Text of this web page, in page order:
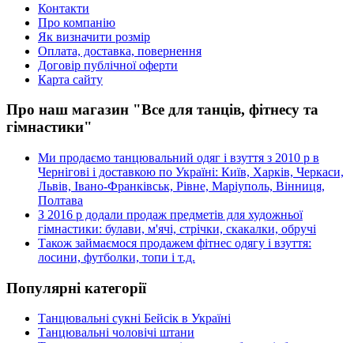
Контакти
Про компанію
Як визначити розмір
Оплата, доставка, повернення
Договір публічної оферти
Карта сайту
Про наш магазин "Все для танців, фітнесу та
гімнастики"
Ми продаємо танцювальний одяг і взуття з 2010 р в
Чернігові і доставкою по Україні: Київ, Харків, Черкаси,
Львів, Івано-Франківськ, Рівне, Маріуполь, Вінниця,
Полтава
З 2016 р додали продаж предметів для художньої
гімнастики: булави, м'ячі, стрічки, скакалки, обручі
Також займаємося продажем фітнес одягу і взуття:
лосини, футболки, топи і т.д.
Популярні категорії
Танцювальні сукні Бейсік в Україні
Танцювальні чоловічі штани